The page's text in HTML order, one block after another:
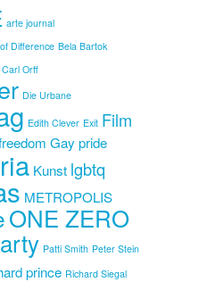
arte journal
Difference Bela Bartok
Carl Orff
Die Urbane
Edith Clever Exit Film
Gay pride
Kunst lgbtq
METROPOLIS
ONE ZERO
Patti Smith Peter Stein
prince Richard Siegal